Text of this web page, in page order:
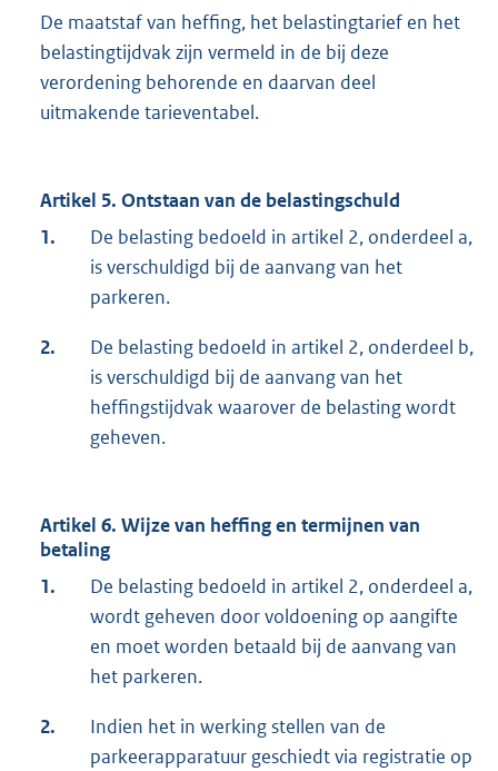
De maatstaf van heffing, het belastingtarief en het
belastingtijdvak zijn vermeld in de bij deze
verordening behorende en daarvan deel
uitmakende tarieventabel.
Artikel 5. Ontstaan van de belastingschuld
1.
De belasting bedoeld in artikel 2, onderdeel a,
is verschuldigd bij de aanvang van het
parkeren.
2.
De belasting bedoeld in artikel 2, onderdeel b,
is verschuldigd bij de aanvang van het
heffingstijdvak waarover de belasting wordt
geheven.
Artikel 6. Wijze van heffing en termijnen van
betaling
1.
De belasting bedoeld in artikel 2, onderdeel a,
wordt geheven door voldoening op aangifte
en moet worden betaald bij de aanvang van
het parkeren.
2.
Indien het in werking stellen van de
parkeerapparatuur geschiedt via registratie op